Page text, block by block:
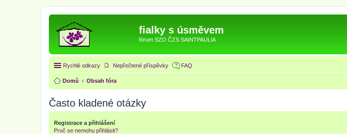
fialky s úsměvem
fórum SZO ČZS SAINTPAULIA
Rychlé odkazy Nepřečtené příspěvky FAQ
Domů Obsah fóra
Často kladené otázky
Registrace a přihlášení
Proč se nemohu přihlásit?